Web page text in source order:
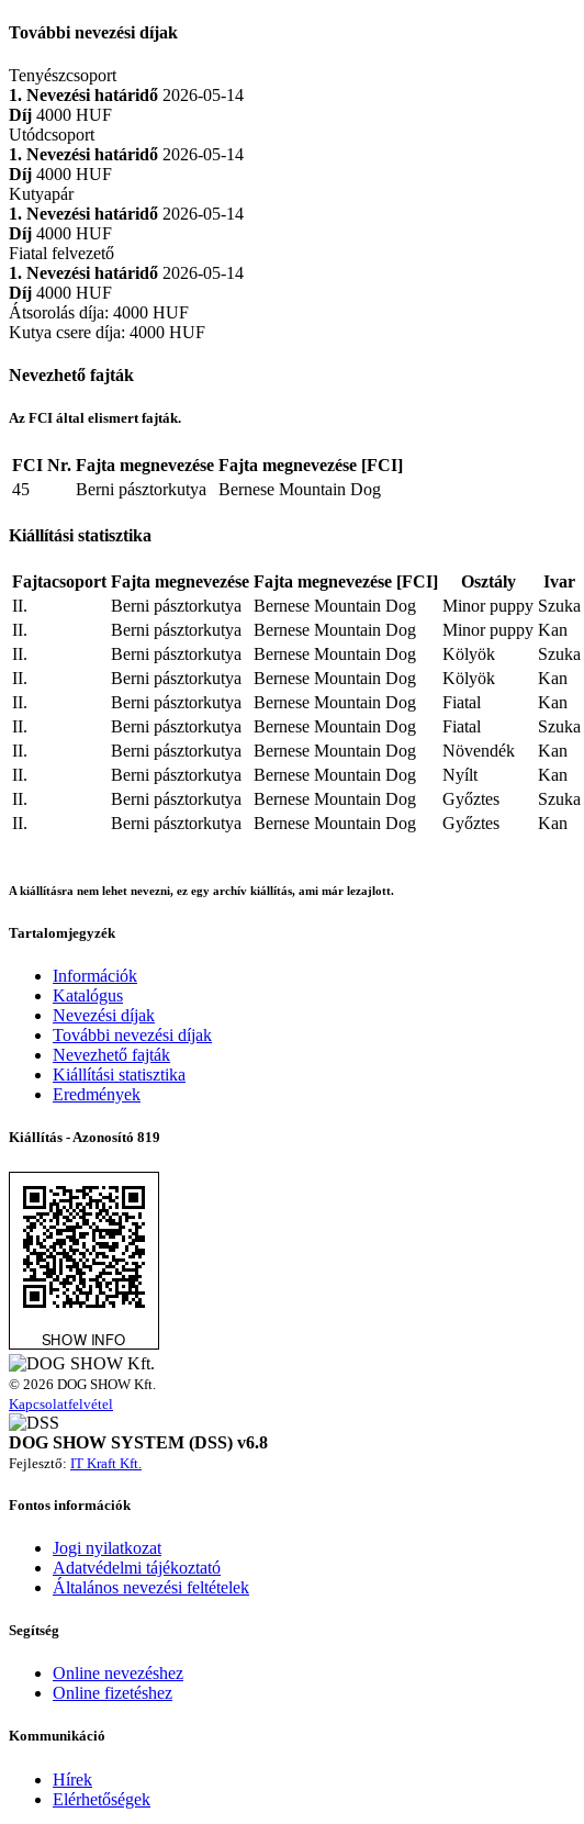
További nevezési díjak
Tenyészcsoport
1. Nevezési határidő 2026-05-14
Díj 4000 HUF
Utódcsoport
1. Nevezési határidő 2026-05-14
Díj 4000 HUF
Kutyapár
1. Nevezési határidő 2026-05-14
Díj 4000 HUF
Fiatal felvezető
1. Nevezési határidő 2026-05-14
Díj 4000 HUF
Átsorolás díja: 4000 HUF
Kutya csere díja: 4000 HUF
Nevezhető fajták
Az FCI által elismert fajták.
FCI Nr. Fajta megnevezése Fajta megnevezése [FCI]
45
Berni pásztorkutya Bernese Mountain Dog
Kiállítási statisztika
Fajtacsoport Fajta megnevezése Fajta megnevezése [FCI] Osztály Ivar
II.
Berni pásztorkutya Bernese Mountain Dog Minor puppy Szuka
II.
Berni pásztorkutya Bernese Mountain Dog Minor puppy Kan
II.
Berni pásztorkutya Bernese Mountain Dog Kölyök Szuka
II.
Berni pásztorkutya Bernese Mountain Dog Kölyök Kan
II.
Berni pásztorkutya Bernese Mountain Dog Fiatal Kan
II.
Berni pásztorkutya Bernese Mountain Dog Fiatal Szuka
II.
Berni pásztorkutya Bernese Mountain Dog Növendék Kan
II.
Berni pásztorkutya Bernese Mountain Dog Nyílt Kan
II.
Berni pásztorkutya Bernese Mountain Dog Győztes Szuka
II.
Berni pásztorkutya Bernese Mountain Dog Győztes Kan
A kiállításra nem lehet nevezni, ez egy archív kiállítás, ami már lezajlott.
Tartalomjegyzék
Információk
Katalógus
Nevezési díjak
További nevezési díjak
Nevezhető fajták
Kiállítási statisztika
Eredmények
Kiállítás - Azonosító 819
© 2026 DOG SHOW Kft.
Kapcsolatfelvétel
DOG SHOW SYSTEM (DSS) v6.8
Fejlesztő: IT Kraft Kft.
Fontos információk
Jogi nyilatkozat
Adatvédelmi tájékoztató
Általános nevezési feltételek
Segítség
Online nevezéshez
Online fizetéshez
Kommunikáció
Hírek
Elérhetőségek